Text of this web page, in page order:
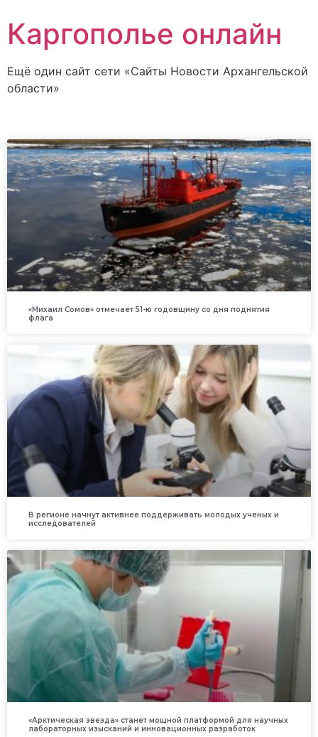
Каргополье онлайн
Ещё один сайт сети «Сайты Новости Архангельской
области»
«Михаил Сомов» отмечает 51-ю годовщину со дня поднятия
флага
В регионе начнут активнее поддерживать молодых ученых и
исследователей
«Арктическая звезда» станет мощной платформой для научных
лабораторных изысканий и инновационных разработок